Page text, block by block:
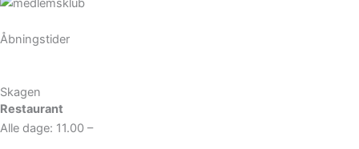
Åbningstider
Skagen
Restaurant
Alle dage: 11.00 –